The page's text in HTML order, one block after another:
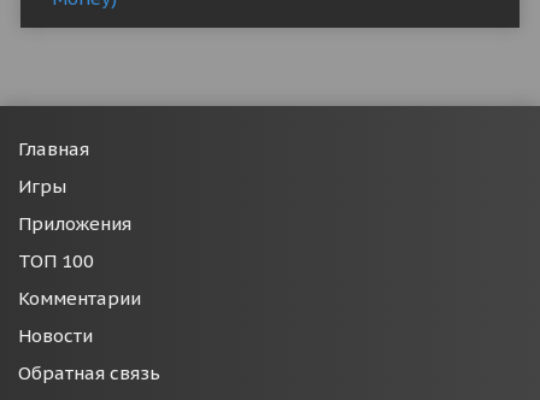
Главная
Игры
Приложения
ТОП 100
Комментарии
Новости
Обратная связь